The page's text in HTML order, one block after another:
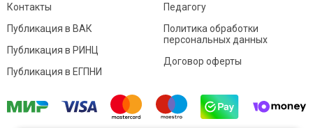
Контакты
Педагогу
Публикация в ВАК
Публикация в РИНЦ
Публикация в ЕГПНИ
Политика обработки
персональных данных
Договор оферты